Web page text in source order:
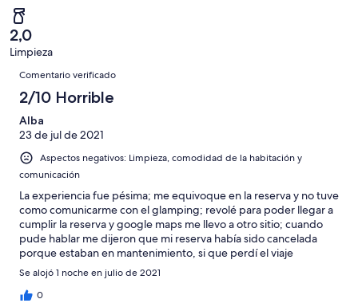
una
puntuación
de
10
Excelente
con
una
puntuación
Bueno
de
con
una
puntuación
de
Normal
total
de
1
puntuación
de
Mediocre
de
un
total
de
con
una
puntuación
de
Horrible
2,0
Limpieza
Comentarios
Comentario verificado
2/10 Horrible
Alba
23 de jul de 2021
Aspectos negativos: Limpieza, comodidad de la habitación y
comunicación
La experiencia fue pésima; me equivoque en la reserva y no tuve
como comunicarme con el glamping; revolé para poder llegar a
cumplir la reserva y google maps me llevo a otro sitio; cuando
pude hablar me dijeron que mi reserva había sido cancelada
porque estaban en mantenimiento, si que perdí el viaje
Se alojó 1 noche en julio de 2021
0